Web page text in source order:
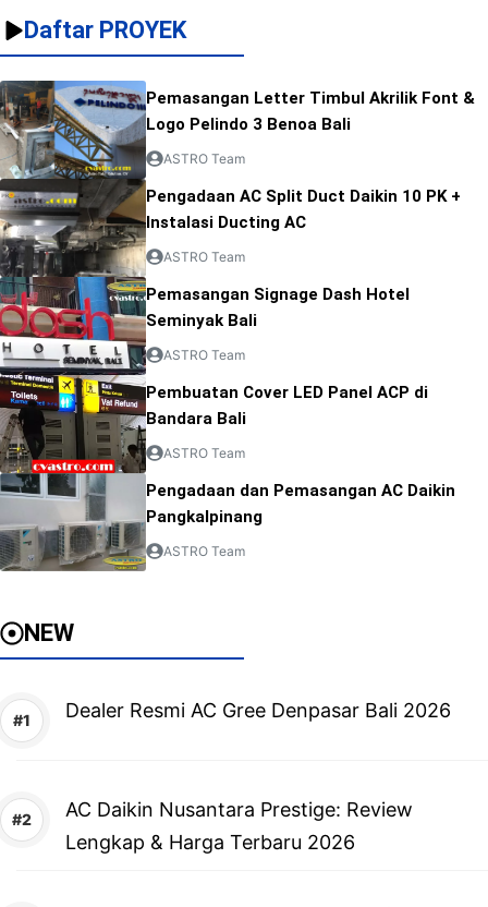
Daftar PROYEK
Pemasangan Letter Timbul Akrilik Font &
Logo Pelindo 3 Benoa Bali
ASTRO Team
Pengadaan AC Split Duct Daikin 10 PK +
Instalasi Ducting AC
ASTRO Team
Pemasangan Signage Dash Hotel
Seminyak Bali
ASTRO Team
Pembuatan Cover LED Panel ACP di
Bandara Bali
ASTRO Team
Pengadaan dan Pemasangan AC Daikin
Pangkalpinang
ASTRO Team
NEW
Dealer Resmi AC Gree Denpasar Bali 2026
AC Daikin Nusantara Prestige: Review
Lengkap & Harga Terbaru 2026